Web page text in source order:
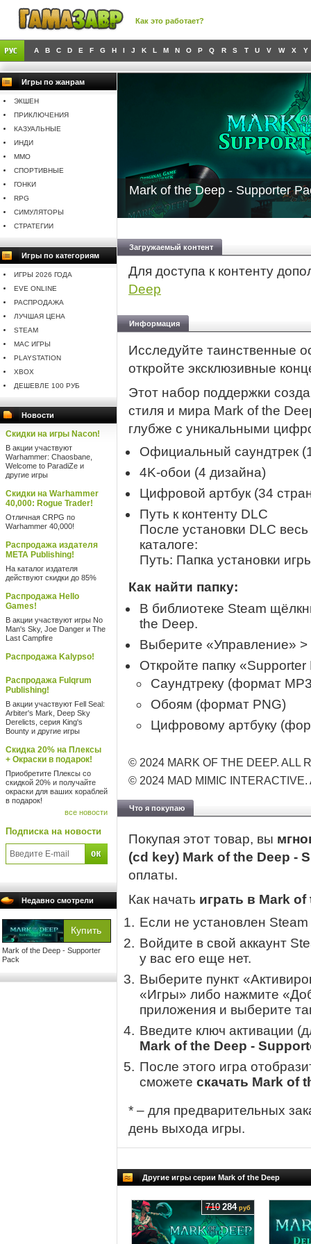
Как это работает?
A B C D E F G H I J K L M N O P Q R S T U V W X Y
Игры по жанрам
ЭКШЕН
ПРИКЛЮЧЕНИЯ
КАЗУАЛЬНЫЕ
ИНДИ
MMO
СПОРТИВНЫЕ
ГОНКИ
RPG
СИМУЛЯТОРЫ
СТРАТЕГИИ
Игры по категориям
ИГРЫ 2026 ГОДА
EVE ONLINE
РАСПРОДАЖА
ЛУЧШАЯ ЦЕНА
STEAM
MAC ИГРЫ
PLAYSTATION
XBOX
ДЕШЕВЛЕ 100 РУБ
Новости
Скидки на игры Nacon!
В акции участвуют
Warhammer: Chaosbane,
Welcome to ParadiZe и
другие игры
Скидки на Warhammer
40,000: Rogue Trader!
Отличная CRPG по
Warhammer 40,000!
Распродажа издателя
META Publishing!
На каталог издателя
действуют скидки до 85%
Распродажа Hello
Games!
В акции участвуют игры No
Man's Sky, Joe Danger и The
Last Campfire
Распродажа Kalypso!
Распродажа Fulqrum
Publishing!
В акции участвуют Fell Seal:
Arbiter's Mark, Deep Sky
Derelicts, серия King's
Bounty и другие игры
Скидка 20% на Плексы
+ Окраски в подарок!
Приобретите Плексы со
скидкой 20% и получайте
окраски для ваших кораблей
в подарок!
все новости
Подписка на новости
Недавно смотрели
Mark of the Deep - Supporter
Pack
Mark of the Deep - Supporter
Загружаемый контент
Для доступа к контенту
Deep
Информация
Исследуйте таинственные
откройте эксклюзивные
Этот набор поддержки
стиля и мира Mark of the
глубже с уникальными
Официальный саундтрек
4K-обои (4 дизайна)
Цифровой артбук (34
Путь к контенту DLC
После установки DLC
каталоге:
Путь: Папка установки
Как найти папку:
В библиотеке Steam
the Deep.
Выберите «Управление»
Откройте папку
Саундтреку (формат
Обоям (формат PNG)
Цифровому артбуку
© 2024 MARK OF THE DEEP. ALL
© 2024 MAD MIMIC
Что я покупаю
Покупая этот товар, вы
(cd key) Mark of the Deep -
оплаты.
Как начать играть в Mark
Если не установлен
Войдите в свой аккаунт
у вас его еще нет.
Выберите пункт
«Игры» либо нажмите
приложения и выберите
Введите ключ активации
Mark of the Deep -
После этого игра
сможете скачать Mark of
* – для предварительных
день выхода игры.
Другие игры серии Mark of the Deep
710 284руб